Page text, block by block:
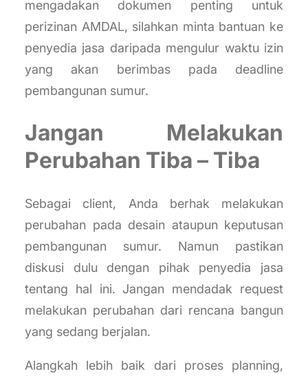
mengadakan dokumen penting untuk
perizinan AMDAL, silahkan minta bantuan ke
penyedia jasa daripada mengulur waktu izin
yang akan berimbas pada deadline
pembangunan sumur.
Jangan Melakukan
Perubahan Tiba – Tiba
Sebagai client, Anda berhak melakukan
perubahan pada desain ataupun keputusan
pembangunan sumur. Namun pastikan
diskusi dulu dengan pihak penyedia jasa
tentang hal ini. Jangan mendadak request
melakukan perubahan dari rencana bangun
yang sedang berjalan.
Alangkah lebih baik dari proses planning,